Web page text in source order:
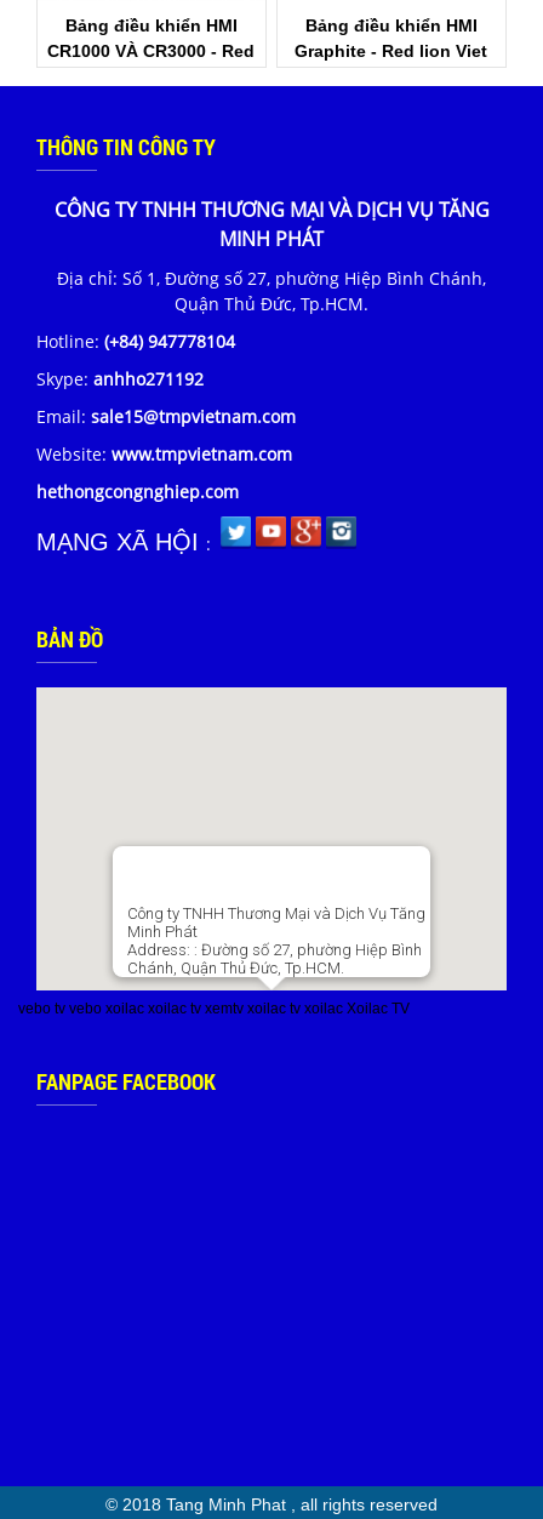
Bảng điều khiển HMI
CR1000 VÀ CR3000 - Red
Bảng điều khiển HMI
Graphite - Red lion Viet
THÔNG TIN CÔNG TY
CÔNG TY TNHH THƯƠNG MẠI VÀ DỊCH VỤ TĂNG
MINH PHÁT
Địa chỉ: Số 1, Đường số 27, phường Hiệp Bình Chánh,
Quận Thủ Đức, Tp.HCM.
Hotline: (+84) 947778104
Skype: anhho271192
Email: sale15@tmpvietnam.com
Website: www.tmpvietnam.com
hethongcongnghiep.com
MẠNG XÃ HỘI :
BẢN ĐỒ
Công ty TNHH Thương Mại và Dịch Vụ Tăng
Minh Phát
Address: : Đường số 27, phường Hiệp Bình
Chánh, Quận Thủ Đức, Tp.HCM.
vebo tv vebo xoilac xoilac tv xemtv xoilac tv xoilac Xoilac TV
FANPAGE FACEBOOK
© 2018 Tang Minh Phat , all rights reserved